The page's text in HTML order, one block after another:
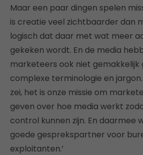
Maar een paar dingen spelen
is creatie veel zichtbaarder dan
logisch dat daar met wat meer
gekeken wordt. En de media
marketeers ook niet
complexe terminologie en
zei, het is onze missie om
geven over hoe media werkt
control kunnen zijn. En daarmee
goede gesprekspartner voor
exploitanten.’